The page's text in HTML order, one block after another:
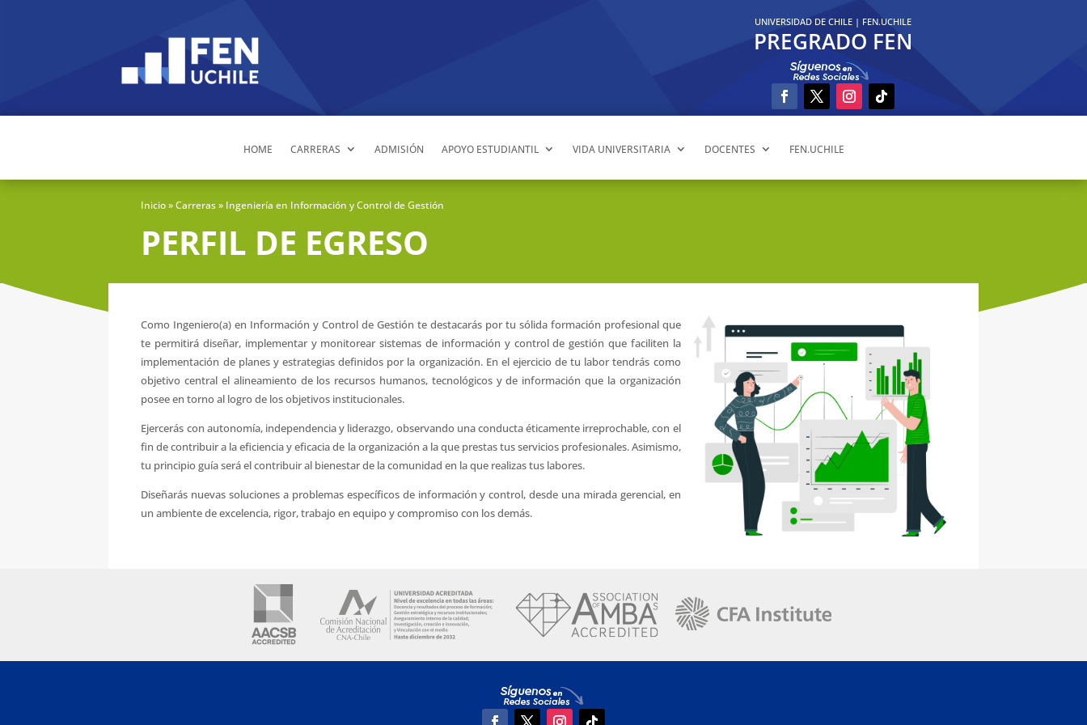
UNIVERSIDAD DE CHILE | FEN.UCHILE
PREGRADO FEN
HOME CARRERAS ADMISIÓN APOYO ESTUDIANTIL VIDA UNIVERSITARIA DOCENTES FEN.UCHILE
Inicio» Carreras » Ingeniería en Información y Control de Gestión
PERFIL DE EGRESO
Como Ingeniero(a) en Información y Control de Gestión te destacarás por tu sólida formación profesional que
te permitirá diseñar, implementar y monitorear sistemas de información y control de gestión que faciliten la
implementación de planes y estrategias definidos por la organización. En el ejercicio de tu labor tendrás como
objetivo central el alineamiento de los recursos humanos, tecnológicos y de información que la organización
posee en torno al logro de los objetivos institucionales.
Ejercerás con autonomía, independencia y liderazgo, observando una conducta éticamente irreprochable, con el
fin de contribuir a la eficiencia y eficacia de la organización a la que prestas tus servicios profesionales. Asimismo,
tu principio guía será el contribuir al bienestar de la comunidad en la que realizas tus labores.
Diseñarás nuevas soluciones a problemas específicos de información y control, desde una mirada gerencial, en
un ambiente de excelencia, rigor, trabajo en equipo y compromiso con los demás.